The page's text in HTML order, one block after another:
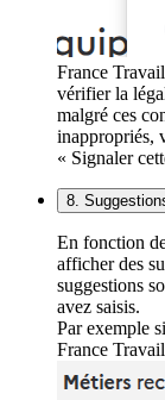
France
vérifier la
malgré ces
inappropriés,
« Signaler
8.
En fonction
afficher des
suggestions
avez saisis.
Par exemple
France